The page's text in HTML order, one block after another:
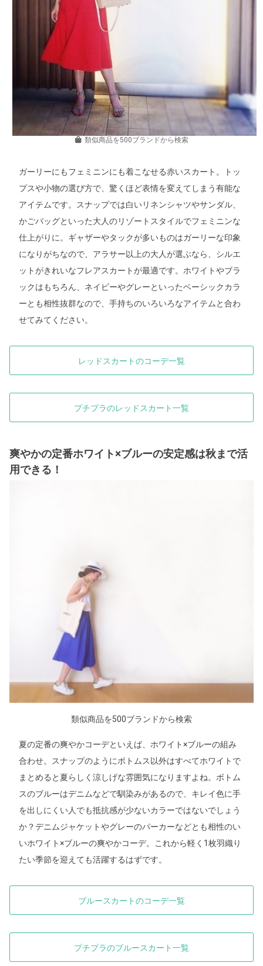
類似商品を500ブランドから検索
ガーリーにもフェミニンにも着こなせる赤いスカート。トッ
プスや小物の選び方で、驚くほど表情を変えてしまう有能な
アイテムです。スナップでは白いリネンシャツやサンダル、
かごバッグといった大人のリゾートスタイルでフェミニンな
仕上がりに。ギャザーやタックが多いものはガーリーな印象
になりがちなので、アラサー以上の大人が選ぶなら、シルエ
ットがきれいなフレアスカートが最適です。ホワイトやブラ
ックはもちろん、ネイビーやグレーといったベーシックカラ
ーとも相性抜群なので、手持ちのいろいろなアイテムと合わ
せてみてください。
レッドスカートのコーデ一覧
プチプラのレッドスカート一覧
爽やかの定番ホワイト×ブルーの安定感は秋まで活
用できる！
類似商品を500ブランドから検索
夏の定番の爽やかコーデといえば、ホワイト×ブルーの組み
合わせ。スナップのようにボトムス以外はすべてホワイトで
まとめると夏らしく涼しげな雰囲気になりますよね。ボトム
スのブルーはデニムなどで馴染みがあるので、キレイ色に手
を出しにくい人でも抵抗感が少ないカラーではないでしょう
か？デニムジャケットやグレーのパーカーなどとも相性のい
いホワイト×ブルーの爽やかコーデ。これから軽く1枚羽織り
たい季節を迎えても活躍するはずです。
ブルースカートのコーデ一覧
プチプラのブルースカート一覧